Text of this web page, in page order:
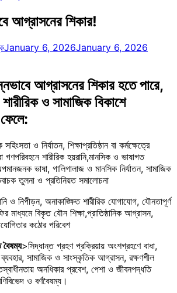
আগ্রাসনের শিকার!
January 6, 2026January 6, 2026
আগ্রাসনের শিকার হতে পারে,
ও সামাজিক বিকাশে
ও নির্যাতন, শিক্ষাপ্রতিষ্ঠান বা কর্মক্ষেত্রে
গণপরিবহনে শারীরিক হয়রানি,মানসিক ও ভাষাগত
ভাষা, গালিগালাজ ও মানসিক নির্যাতন, সামাজিক
তুলনা ও প্রতিনিয়ত সমালোচনা
ও নিপীড়ন, অনাকাঙ্ক্ষিত শারীরিক যোগাযোগ, যৌনতাপূর্ণ
মাধ্যমে বিকৃত যৌন শিক্ষা,প্রাতিষ্ঠানিক আগ্রাসন,
কঠোর পরিবেশ
বৈষম্য>সিদ্ধান্ত গ্রহণ প্রক্রিয়ায় অংশগ্রহণে বাধা,
ব্যবহার, সামাজিক ও সাংস্কৃতিক আগ্রাসন, রক্ষণশীল
অনধিকার প্রবেশ, পেশা ও জীবনপদ্ধতি
ও বর্ণবৈষম্য।